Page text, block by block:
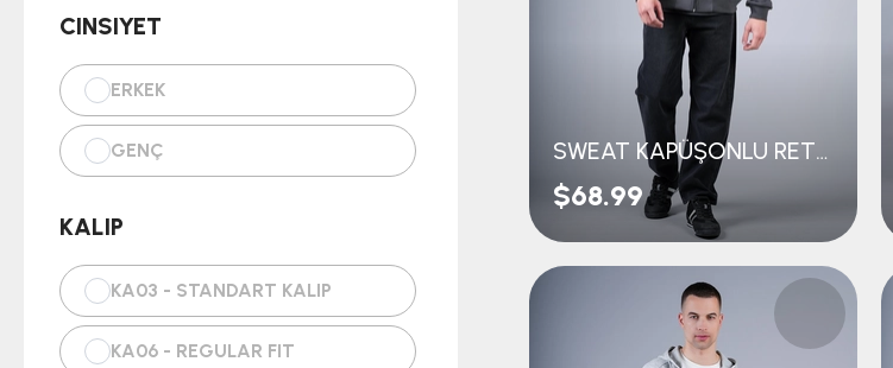
CINSIYET
ERKEK
GENÇ
KALIP
KA03 - STANDART KALIP
KA06 - REGULAR FIT
SWEAT KAPÜŞONLU RETRO
$68.99